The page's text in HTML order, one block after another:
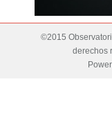
©2015
derechos